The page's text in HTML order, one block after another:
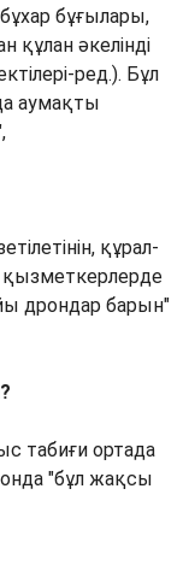
бұғылары,
құлан әкелінді
ред.). Бұл
аумақты
құрал-
дрондар барын"
табиғи ортада
"бұл жақсы